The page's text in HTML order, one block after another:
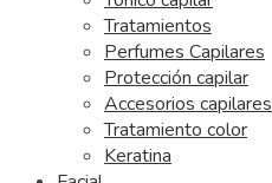
Tratamientos
Perfumes Capilares
Protección capilar
Accesorios capilares
Tratamiento color
Keratina